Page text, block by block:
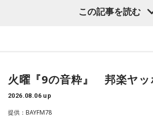
いた人が分かりますが、列車の乗客は、た
そこで、齊藤さんをはじめ本の編集委員の
た。
次回、8月11日の「9の音粋」
にまつわる曲などあなたのセレクションも
す。
cue@bayfm.co.jp
この記事を読む
火曜『9の音粋』 邦楽ヤッ
2026.08.06 up
提供：BAYFM78